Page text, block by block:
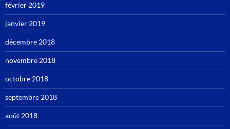
février 2019
janvier 2019
décembre 2018
novembre 2018
octobre 2018
septembre 2018
août 2018